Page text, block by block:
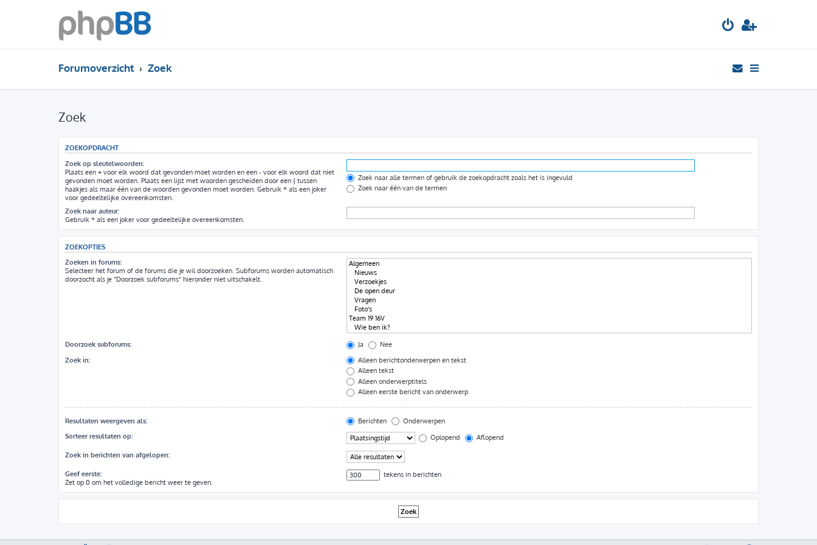
Forumoverzicht Zoek
Zoek
ZOEKOPDRACHT
Zoek op sleutelwoorden:
Plaats een + voor elk woord dat gevonden moet worden en een - voor elk woord dat niet
gevonden moet worden. Plaats een lijst met woorden gescheiden door een | tussen
haakjes als maar één van de woorden gevonden moet worden. Gebruik * als een joker
voor gedeeltelijke overeenkomsten.
Zoek naar alle termen of gebruik de zoekopdracht zoals het is ingevuld
Zoek naar één van de termen
Zoek naar auteur:
Gebruik * als een joker voor gedeeltelijke overeenkomsten.
ZOEKOPTIES
Zoeken in forums:
Selecteer het forum of de forums die je wil doorzoeken. Subforums worden automatisch
doorzocht als je “Doorzoek subforums“ hieronder niet uitschakelt.
Doorzoek subforums: Ja
Nee
Zoek in:
Alleen berichtonderwerpen en tekst
Alleen tekst
Alleen onderwerptitels
Alleen eerste bericht van onderwerp
Resultaten weergeven als: Berichten
Onderwerpen
Sorteer resultaten op:
Oplopend Aflopend
Zoek in berichten van afgelopen:
Geef eerste:
Zet op 0 om het volledige bericht weer te geven.
tekens in berichten